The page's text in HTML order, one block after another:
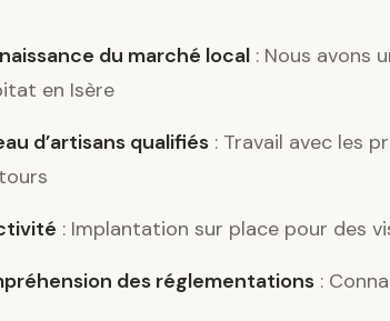
du marché local : Nous avons
en Isère
d’artisans qualifiés : Travail avec les
: Implantation sur place pour des
des réglementations :